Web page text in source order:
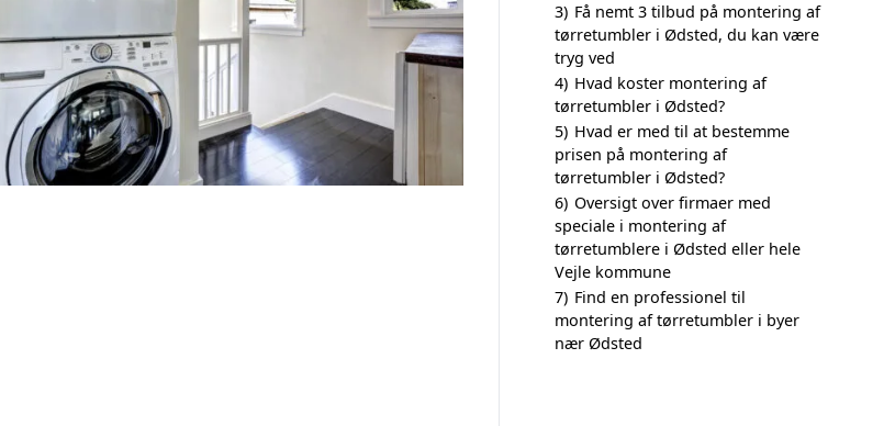
3) Få nemt 3 tilbud på montering af
tørretumbler i Ødsted, du kan være
tryg ved
4) Hvad koster montering af
tørretumbler i Ødsted?
5) Hvad er med til at bestemme
prisen på montering af
tørretumbler i Ødsted?
6) Oversigt over firmaer med
speciale i montering af
tørretumblere i Ødsted eller hele
Vejle kommune
7) Find en professionel til
montering af tørretumbler i byer
nær Ødsted